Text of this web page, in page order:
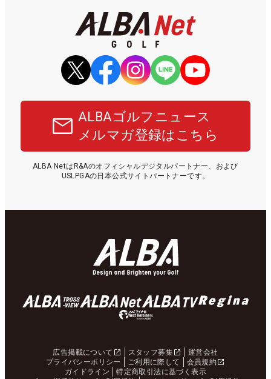
ALBAゴルフニュース
メルマガ登録はこちら
ALBA NetはR&Aのオフィシャルデジタルパートナー、および
USLPGAの日本公式サイトパートナーです。
広告掲載について スタッフ募集
運営会社
プライバシーポリシー
ご利用に際して
会員規約
ガイドライン
特定商取引法に基づく表示